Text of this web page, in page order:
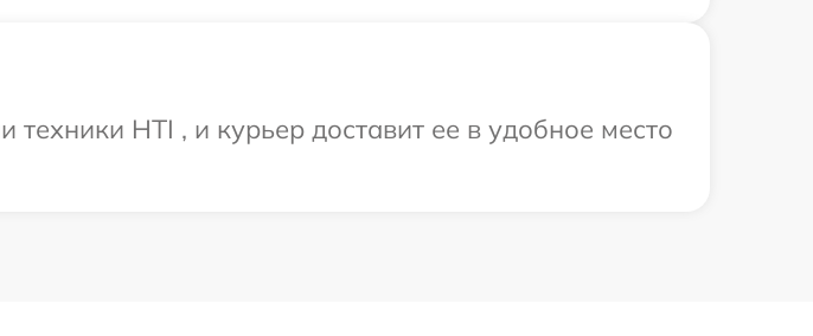
HTI , и курьер доставит ее в удобное место